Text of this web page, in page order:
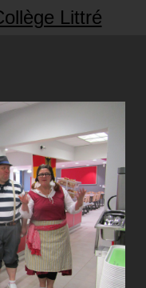
Littré